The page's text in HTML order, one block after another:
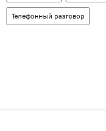
Телефонный разговор